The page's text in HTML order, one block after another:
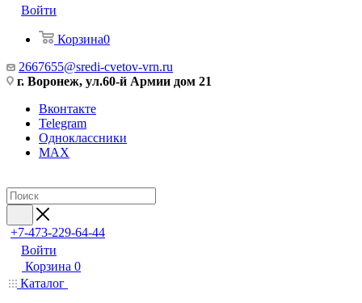
Войти
Корзина0
2667655@sredi-cvetov-vrn.ru
г. Воронеж, ул.60-й Армии дом 21
Вконтакте
Telegram
Одноклассники
MAX
+7-473-229-64-44
Войти
Корзина 0
Каталог